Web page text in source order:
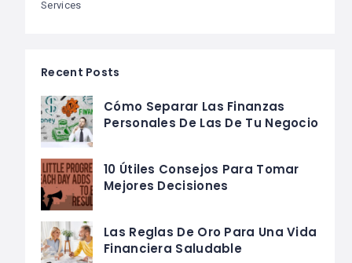
Services
Recent Posts
Cómo Separar Las Finanzas
Personales De Las De Tu Negocio
10 Útiles Consejos Para Tomar
Mejores Decisiones
Las Reglas De Oro Para Una Vida
Financiera Saludable